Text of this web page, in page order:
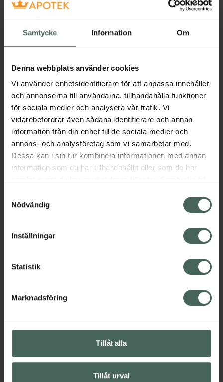
Samtycke Information Om
Denna webbplats använder cookies
Vi använder enhetsidentifierare för att anpassa innehållet
och annonserna till användarna, tillhandahålla funktioner
för sociala medier och analysera vår trafik. Vi
vidarebefordrar även sådana identifierare och annan
information från din enhet till de sociala medier och
annons- och analysföretag som vi samarbetar med.
Dessa kan i sin tur kombinera informationen med annan
information som du har tillhandahållit eller som de har
återkalla ditt samtycke via webbplatsens
cookieinställningar. Ett återkallat samtycke påverkar inte
lagligheten av behandling som skett innan återkallelsen.
Nödvändig
Inställningar
Statistik
Marknadsföring
Tillåt alla
Tillåt urval
Tidigare pris:
Köp
Tidigare pris:213 kr
25%
Nyttoteket Real
Broth Unflavored
Pulver 500 g
221,25 kr
Köp Nyttoteket Real Broth Unflavored,
25%
4.5 av 5 i omdöme
Night Care
Kampanjpris online
224,25 kr
Eucerin
4.7 av 5 i omdöme
Pharbio Forte
4.5 av 5 i omdöme
Eucerin Anti-Pigment
Day Care SPF30